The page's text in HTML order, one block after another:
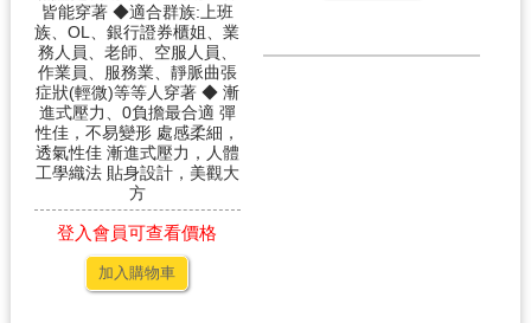
皆能穿著 ◆適合群族:上班
族、OL、銀行證券櫃姐、業
務人員、老師、空服人員、
作業員、服務業、靜脈曲張
症狀(輕微)等等人穿著 ◆ 漸
進式壓力、0負擔最合適 彈
性佳，不易變形 處感柔細，
透氣性佳 漸進式壓力，人體
工學織法 貼身設計，美觀大
方
登入會員可查看價格
加入購物車